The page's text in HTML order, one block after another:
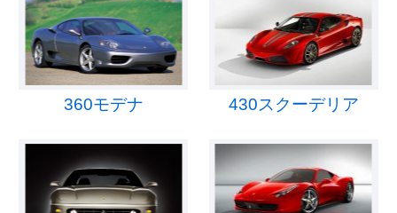
360モデナ 430スクーデリア